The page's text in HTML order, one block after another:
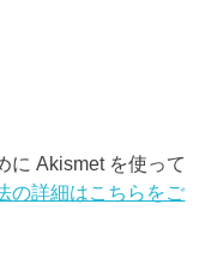
に Akismet を使って
の詳細はこちらをご